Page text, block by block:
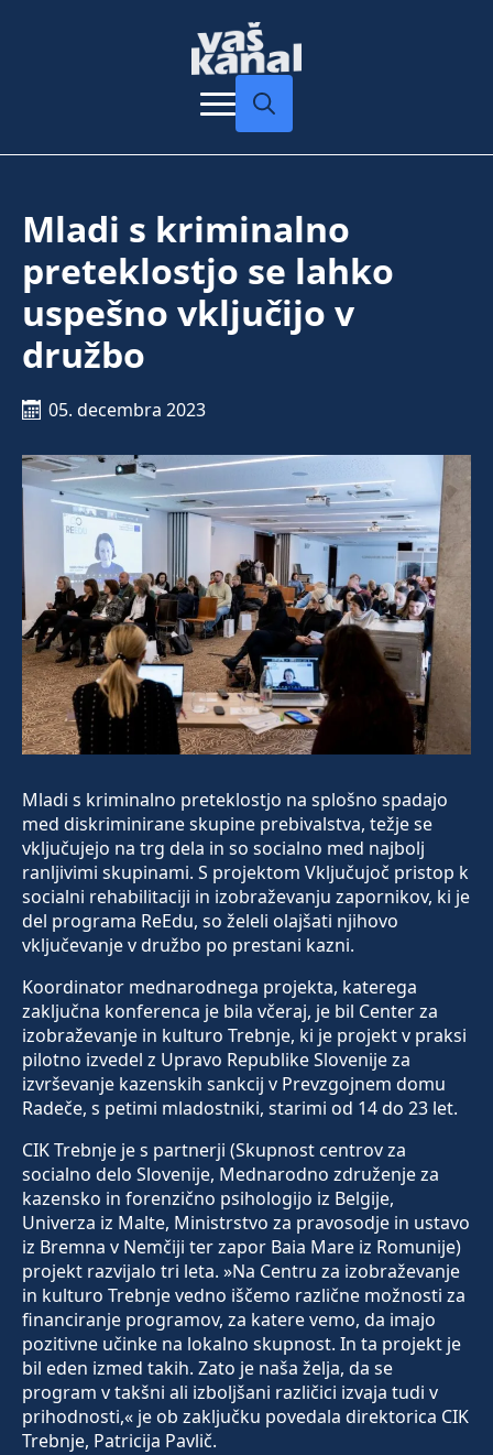
Mladi s kriminalno
preteklostjo se lahko
uspešno vključijo v
družbo
05. decembra 2023
Mladi s kriminalno preteklostjo na splošno spadajo
med diskriminirane skupine prebivalstva, težje se
vključujejo na trg dela in so socialno med najbolj
ranljivimi skupinami. S projektom Vključujoč pristop k
socialni rehabilitaciji in izobraževanju zapornikov, ki je
del programa ReEdu, so želeli olajšati njihovo
vključevanje v družbo po prestani kazni.
Koordinator mednarodnega projekta, katerega
zaključna konferenca je bila včeraj, je bil Center za
izobraževanje in kulturo Trebnje, ki je projekt v praksi
pilotno izvedel z Upravo Republike Slovenije za
izvrševanje kazenskih sankcij v Prevzgojnem domu
Radeče, s petimi mladostniki, starimi od 14 do 23 let.
CIK Trebnje je s partnerji (Skupnost centrov za
socialno delo Slovenije, Mednarodno združenje za
kazensko in forenzično psihologijo iz Belgije,
Univerza iz Malte, Ministrstvo za pravosodje in ustavo
iz Bremna v Nemčiji ter zapor Baia Mare iz Romunije)
projekt razvijalo tri leta. »Na Centru za izobraževanje
in kulturo Trebnje vedno iščemo različne možnosti za
financiranje programov, za katere vemo, da imajo
pozitivne učinke na lokalno skupnost. In ta projekt je
bil eden izmed takih. Zato je naša želja, da se
program v takšni ali izboljšani različici izvaja tudi v
prihodnosti,« je ob zaključku povedala direktorica CIK
Trebnje, Patricija Pavlič.